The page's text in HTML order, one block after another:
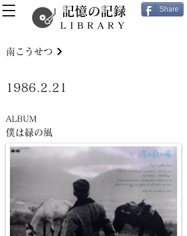
記憶の記録
LIBRARY
Share
僕は緑の風
南こうせつ
1986.2.21
ALBUM